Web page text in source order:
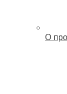
О